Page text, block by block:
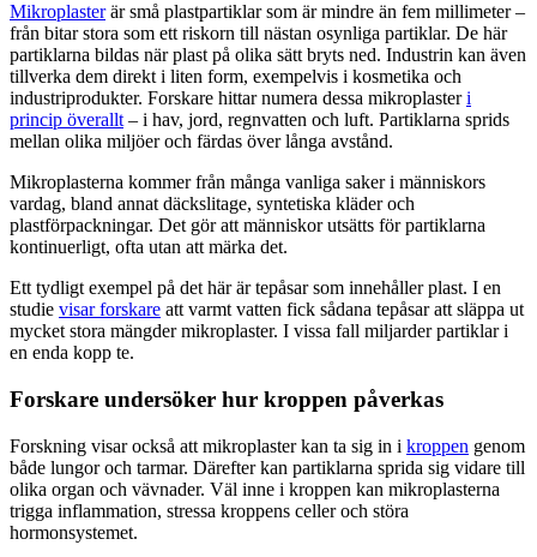
Mikroplasterär små plastpartiklar som är mindre än fem millimeter –
från bitar stora som ett riskorn till nästan osynliga partiklar. De här
partiklarna bildas när plast på olika sätt bryts ned. Industrin kan även
tillverka dem direkt i liten form, exempelvis i kosmetika och
industriprodukter. Forskare hittar numera dessa mikroplasteri
princip överallt – i hav, jord, regnvatten och luft. Partiklarna sprids
mellan olika miljöer och färdas över långa avstånd.
Mikroplasterna kommer från många vanliga saker i människors
vardag, bland annat däckslitage, syntetiska kläder och
plastförpackningar. Det gör att människor utsätts för partiklarna
kontinuerligt, ofta utan att märka det.
Ett tydligt exempel på det här är tepåsar som innehåller plast. I en
studie visar forskare att varmt vatten fick sådana tepåsar att släppa ut
mycket stora mängder mikroplaster. I vissa fall miljarder partiklar i
en enda kopp te.
Forskare undersöker hur kroppen påverkas
Forskning visar också att mikroplaster kan ta sig in i kroppen genom
både lungor och tarmar. Därefter kan partiklarna sprida sig vidare till
olika organ och vävnader. Väl inne i kroppen kan mikroplasterna
trigga inflammation, stressa kroppens celler och störa
hormonsystemet.